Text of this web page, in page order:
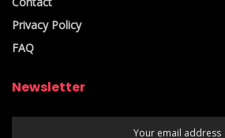
Privacy Policy
FAQ
Newsletter